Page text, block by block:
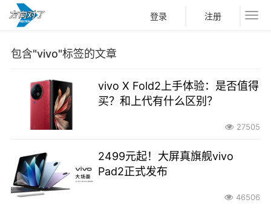
登录 注册
包含"vivo"标签的文章
vivo X Fold2上手体验：是否值得
买？和上代有什么区别？
27505
2499元起！大屏真旗舰vivo
Pad2正式发布
46506